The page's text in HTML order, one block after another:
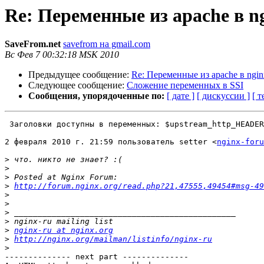
Re: Переменные из apache в
SaveFrom.net savefrom на gmail.com
Вс Фев 7 00:32:18 MSK 2010
Предыдущее сообщение: Re: Переменные из apache в
Следующее сообщение: Сложение переменных в SSI
Сообщения, упорядоченные по: [ дате ] [ дискуссии ] [
Заголовки доступны в переменных:
2 февраля 2010 г. 21:59 пользователь setter <nginx-
>
>
>
> http://forum.nginx.org/read.php?21,47555,49454#msg-
>
>
>
>
> nginx-ru at nginx.org
> http://nginx.org/mailman/listinfo/nginx-ru
>
-------------- next part --------------